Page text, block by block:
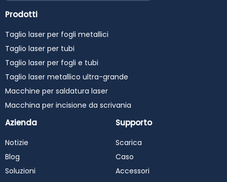
Prodotti
Taglio laser per fogli metallici
Taglio laser per tubi
Taglio laser per fogli e tubi
Taglio laser metallico ultra-grande
Macchine per saldatura laser
Macchina per incisione da scrivania
Azienda
Notizie
Blog
Soluzioni
Supporto
Scarica
Caso
Accessori